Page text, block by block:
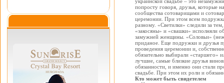
попросту говоря, друзья, которые
сообщества сотоварищами и
церемонии. При этом всем
разному. «Светилки» следили за
«закосяны» и «свашки» исполняли
замужней женщины. «Соловьи»
приданое. Еще подружки и друзья
проведения церемонии и,
обязательно выбирали «старшего»
лучшие, самые близкие друзья
обязанности, и именно они стали
свадьбе. При этом их роли и
Кто может быть свидетелем